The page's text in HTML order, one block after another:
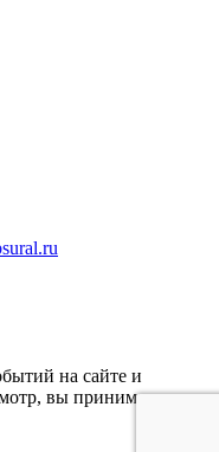
на сайте и
вы принимаете